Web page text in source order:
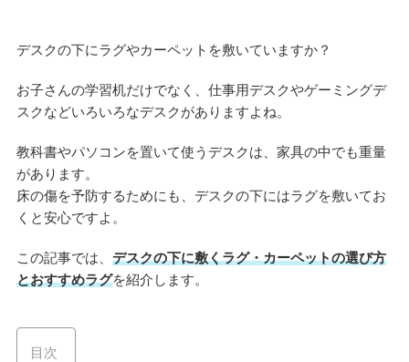
デスクの下にラグやカーペットを敷いていますか？
お子さんの学習机だけでなく、仕事用デスクやゲーミングデ
スクなどいろいろなデスクがありますよね。
教科書やパソコンを置いて使うデスクは、家具の中でも重量
があります。
床の傷を予防するためにも、デスクの下にはラグを敷いてお
くと安心ですよ。
この記事では、 デスクの下に敷くラグ・カーペットの選び方
とおすすめラグを紹介します。
目次